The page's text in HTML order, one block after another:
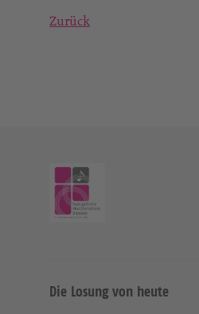
Zurück
Die Losung von heute